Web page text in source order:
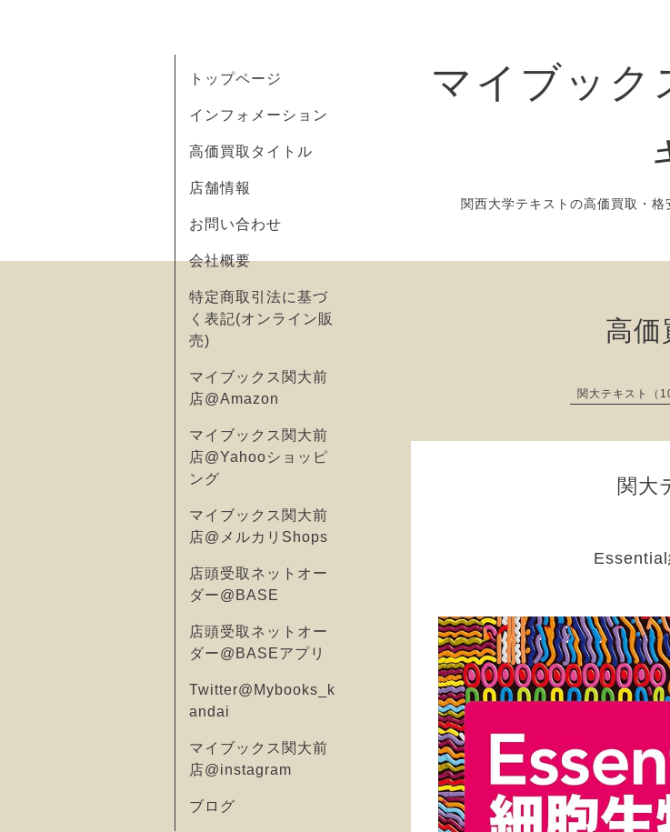
マイブック
関西大学テキストの高価買取・
トップページ
インフォメーション
高価買取タイトル
店舗情報
お問い合わせ
会社概要
特定商取引法に基づ
く表記(オンライン販
売)
マイブックス関大前
店@Amazon
マイブックス関大前
店@Yahooショッピ
ング
マイブックス関大前
店@メルカリShops
店頭受取ネットオー
ダー@BASE
店頭受取ネットオー
ダー@BASEアプリ
Twitter@Mybooks_k
andai
マイブックス関大前
店@instagram
ブログ
高価
関大テキスト（
関大